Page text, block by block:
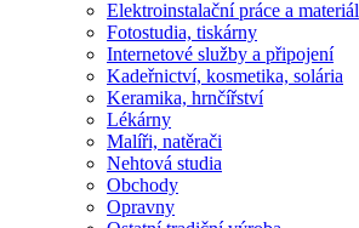
Elektroinstalační práce a materiál
Fotostudia, tiskárny
Internetové služby a připojení
Kadeřnictví, kosmetika, solária
Keramika, hrnčířství
Lékárny
Malíři, natěrači
Nehtová studia
Obchody
Opravny